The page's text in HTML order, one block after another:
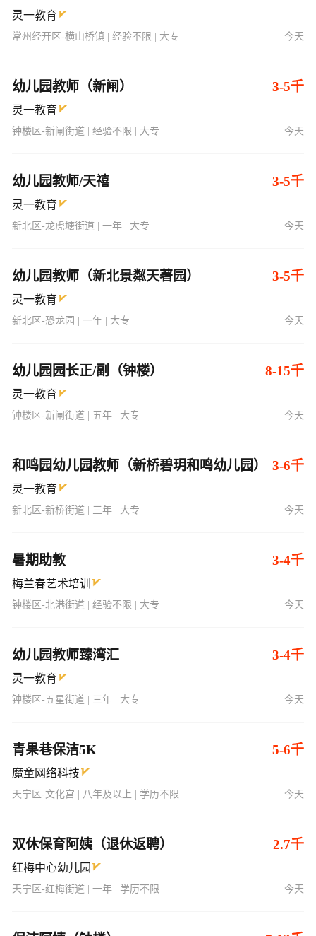
灵一教育
常州经开区-横山桥镇 | 经验不限 | 大专 今天
幼儿园教师（新闸） 3-5千
灵一教育
钟楼区-新闸街道 | 经验不限 | 大专 今天
幼儿园教师/天禧 3-5千
灵一教育
新北区-龙虎塘街道 | 一年 | 大专 今天
幼儿园教师（新北景粼天著园） 3-5千
灵一教育
新北区-恐龙园 | 一年 | 大专 今天
幼儿园园长正/副（钟楼） 8-15千
灵一教育
钟楼区-新闸街道 | 五年 | 大专 今天
和鸣园幼儿园教师（新桥碧玥和鸣幼儿园） 3-6千
灵一教育
新北区-新桥街道 | 三年 | 大专 今天
暑期助教 3-4千
梅兰春艺术培训
钟楼区-北港街道 | 经验不限 | 大专 今天
幼儿园教师臻湾汇 3-4千
灵一教育
钟楼区-五星街道 | 三年 | 大专 今天
青果巷保洁5K 5-6千
魔童网络科技
天宁区-文化宫 | 八年及以上 | 学历不限 今天
双休保育阿姨（退休返聘） 2.7千
红梅中心幼儿园
天宁区-红梅街道 | 一年 | 学历不限 今天